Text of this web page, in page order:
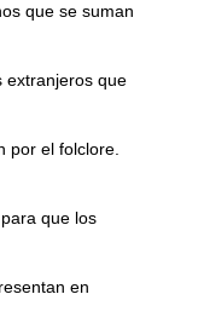
que se suman
extranjeros que
por el folclore.
que los
en